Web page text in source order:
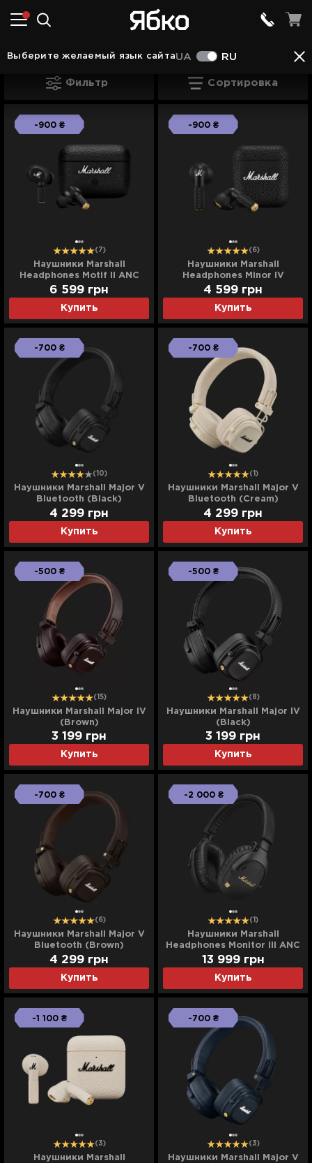
Выберите желаемый язык сайтаUA RU
Наушники в Стрыю Наушники Marshall в Стрыю
Наушники Marshall в Стрыю
Фильтр Сортировка
-900 ₴
(7)
Наушники Marshall
Headphones Motif II ANC
(Black)
Купить
6 599 грн
-900 ₴
(6)
Наушники Marshall
Headphones Minor IV
(Black)
Купить
4 599 грн
-700 ₴
(10)
Наушники Marshall Major V
Bluetooth (Black)
Купить
4 299 грн
-700 ₴
(1)
Наушники Marshall Major V
Bluetooth (Cream)
Купить
4 299 грн
-500 ₴
(15)
Наушники Marshall Major IV
(Brown)
Купить
3 199 грн
-500 ₴
(8)
Наушники Marshall Major IV
(Black)
Купить
3 199 грн
-700 ₴
(6)
Наушники Marshall Major V
Bluetooth (Brown)
Купить
4 299 грн
-2 000 ₴
(1)
Наушники Marshall
Headphones Monitor III ANC
(Black)
Купить
13 999 грн
-1 100 ₴
(3)
Наушники Marshall
-700 ₴
(3)
Наушники Marshall Major V